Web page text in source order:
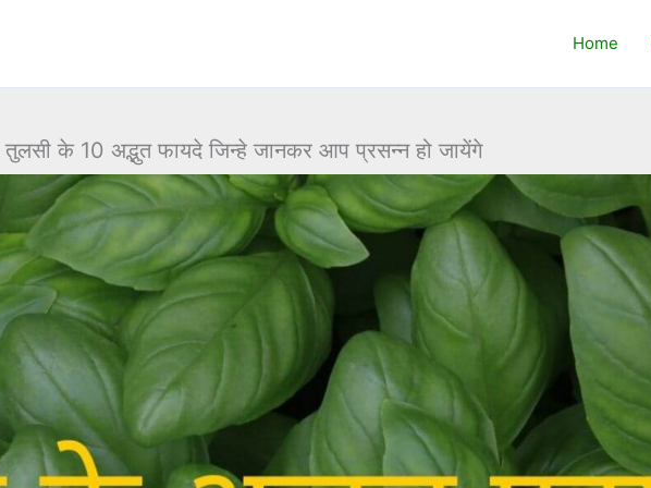
Home
तुलसी के 10 अद्भुत फायदे जिन्हे जानकर आप प्रसन्न हो जायेंगे